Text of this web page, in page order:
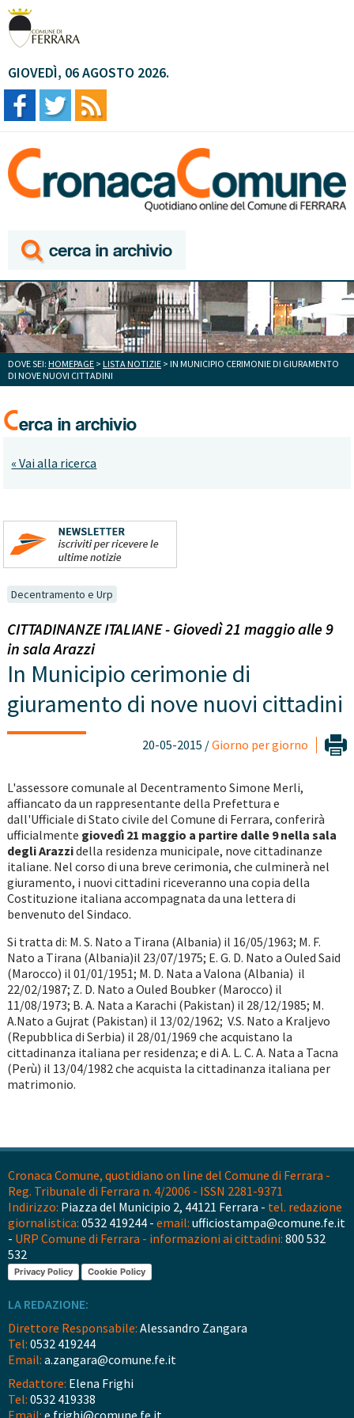
GIOVEDÌ, 06 AGOSTO 2026.
DOVE SEI: HOMEPAGE > LISTA NOTIZIE > IN MUNICIPIO CERIMONIE DI GIURAMENTO
DI NOVE NUOVI CITTADINI
« Vai alla ricerca
Decentramento e Urp
CITTADINANZE ITALIANE - Giovedì 21 maggio alle 9
in sala Arazzi
In Municipio cerimonie di
giuramento di nove nuovi cittadini
20-05-2015 /Giorno per giorno
L'assessore comunale al Decentramento Simone Merli,
affiancato da un rappresentante della Prefettura e
dall'Ufficiale di Stato civile del Comune di Ferrara, conferirà
ufficialmente giovedì 21 maggio a partire dalle 9 nella sala
degli Arazzidella residenza municipale, nove cittadinanze
italiane. Nel corso di una breve cerimonia, che culminerà nel
giuramento, i nuovi cittadini riceveranno una copia della
Costituzione italiana accompagnata da una lettera di
benvenuto del Sindaco.
Si tratta di: M. S. Nato a Tirana (Albania) il 16/05/1963; M. F.
Nato a Tirana (Albania)il 23/07/1975; E. G. D. Nato a Ouled Said
(Marocco) il 01/01/1951; M. D. Nata a Valona (Albania) il
22/02/1987; Z. D. Nato a Ouled Boubker (Marocco) il
11/08/1973; B. A. Nata a Karachi (Pakistan) il 28/12/1985; M.
A.Nato a Gujrat (Pakistan) il 13/02/1962; V.S. Nato a Kraljevo
(Repubblica di Serbia) il 28/01/1969 che acquistano la
cittadinanza italiana per residenza; e di A. L. C. A. Nata a Tacna
(Perù) il 13/04/1982 che acquista la cittadinanza italiana per
matrimonio.
Cronaca Comune, quotidiano on line del Comune di Ferrara -
Reg. Tribunale di Ferrara n. 4/2006 - ISSN 2281-9371
Indirizzo: Piazza del Municipio 2, 44121 Ferrara - tel. redazione
giornalistica: 0532 419244 - email: ufficiostampa@comune.fe.it
- URP Comune di Ferrara - informazioni ai cittadini: 800 532
532
Privacy Policy Cookie Policy
LA REDAZIONE:
Direttore Responsabile: Alessandro Zangara
Tel: 0532 419244
Email: a.zangara@comune.fe.it
Redattore: Elena Frighi
Tel: 0532 419338
Email: e.frighi@comune.fe.it